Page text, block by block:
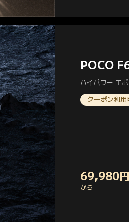
POCO
ハイパワー エ
クーポン利用
69,980円
Current Price
から